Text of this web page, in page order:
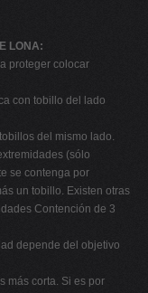
LONA:
proteger colocar
con tobillo del lado
del mismo lado.
(sólo
se contenga por
un tobillo. Existen otras
Contención de 3
depende del objetivo
más corta. Si es por